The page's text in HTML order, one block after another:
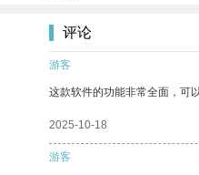
评论
游客
这款软件的功能非常全面，可
2025-10-18
游客